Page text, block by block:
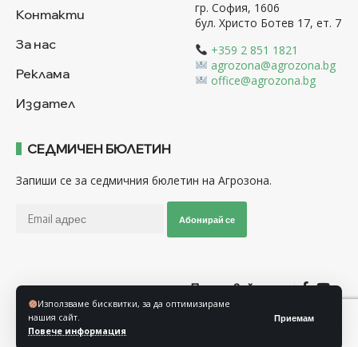
Използваме бисквитки, за да оптимизираме
нашия сайт.
Повече информация
Приемам
Контакти
За нас
Реклама
Издател
гр. София, 1606
бул. Христо Ботев 17, ет. 7
+359 2 851 1821
agrozona@agrozona.bg
office@agrozona.bg
СЕДМИЧЕН БЮЛЕТИН
Запиши се за седмичния бюлетин на Агрозона.
Абонирай се
Последвайте ни
Общи условия
Политика за използване на “Бисквитки”